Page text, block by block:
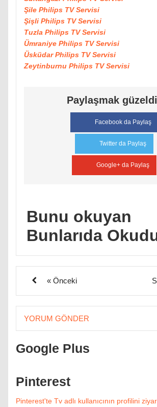
Şile Philips TV Servisi
Şişli Philips TV Servisi
Tuzla Philips TV Servisi
Ümraniye Philips TV Servisi
Üsküdar Philips TV Servisi
Zeytinburnu Philips TV Servisi
Paylaşmak
Facebook da Paylaş
Twitter da Paylaş
Google+ da Paylaş
Bunu okuyan
Bunlarıda
« Önceki
YORUM GÖNDER
Google Plus
Pinterest
Pinterest'te Tv adlı kullanıcının profilini